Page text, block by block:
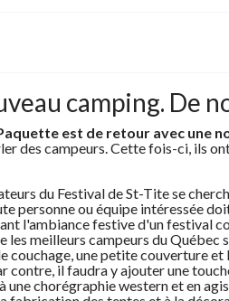
camping. De
est de retour avec une
des campeurs. Cette fois-ci, ils
du Festival de St-Tite se
personne ou équipe intéressée
l'ambiance festive d'un festival
les meilleurs campeurs du
couchage, une petite couverture
contre, il faudra y ajouter une
une chorégraphie western et en